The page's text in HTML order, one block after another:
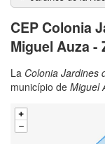
CEP Colonia
Miguel Auza -
La Colonia Jardines
município de Miguel